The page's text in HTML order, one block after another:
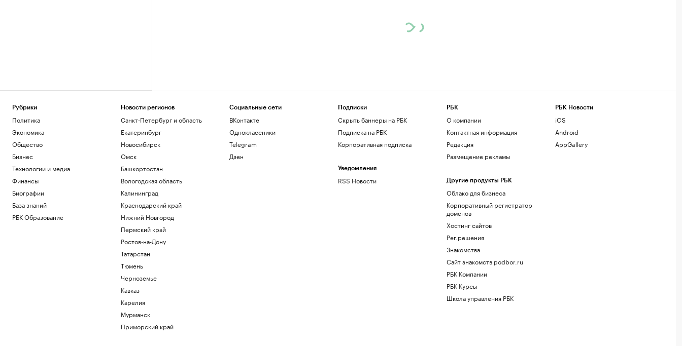
Рубрики
Политика
Экономика
Общество
Бизнес
Технологии и медиа
Финансы
Биографии
База знаний
РБК Образование
Новости регионов
Санкт-Петербург и область
Екатеринбург
Новосибирск
Омск
Башкортостан
Вологодская область
Калининград
Краснодарский край
Нижний Новгород
Пермский край
Ростов-на-Дону
Татарстан
Тюмень
Черноземье
Кавказ
Карелия
Мурманск
Приморский край
Социальные сети
ВКонтакте
Одноклассники
Telegram
Дзен
Подписки
Скрыть баннеры на РБК
Подписка на РБК
Корпоративная подписка
Уведомления
RSS Новости
РБК
О компании
Контактная информация
Редакция
Размещение рекламы
Другие продукты РБК
Облако для бизнеса
Корпоративный регистратор
доменов
Хостинг сайтов
Рег.решения
Знакомства
Сайт знакомств podbor.ru
РБК Компании
РБК Курсы
Школа управления РБК
РБК Новости
iOS
Android
AppGallery